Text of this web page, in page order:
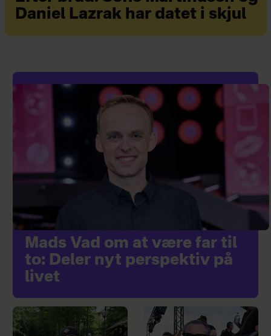
Daniel Lazrak har datet i skjul
Mads Vad om at være far til
to: Deler nyt perspektiv på
livet